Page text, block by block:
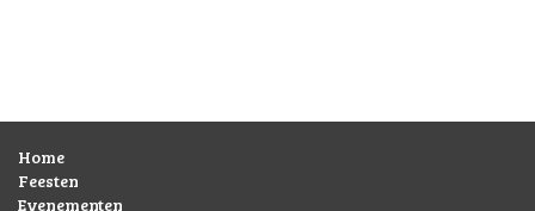
Home
Feesten
Evenementen